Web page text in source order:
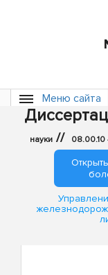
Меню сайта
науки //